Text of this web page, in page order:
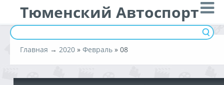
Тюменский Автоспорт
Главная → 2020 » Февраль » 08